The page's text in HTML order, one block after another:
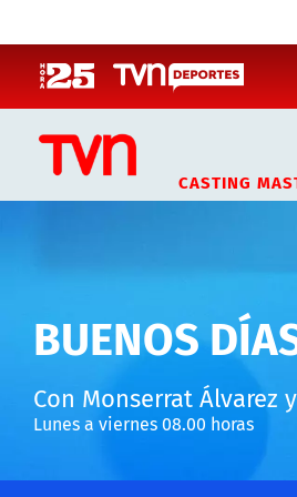
CASTING
BUENOS
Con Monserrat Álvarez
Lunes a viernes 08.00 horas